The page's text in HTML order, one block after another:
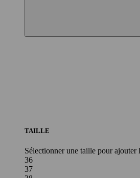
TAILLE
Sélectionner une taille pour ajouter
36
37